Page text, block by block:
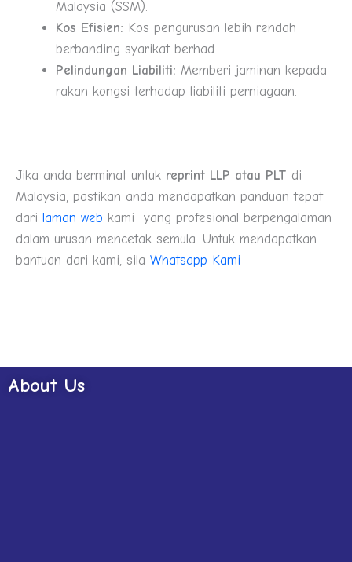
Malaysia (SSM).
Kos Efisien: Kos pengurusan lebih rendah
berbanding syarikat berhad.
Pelindungan Liabiliti: Memberi jaminan kepada
rakan kongsi terhadap liabiliti perniagaan.
Jika anda berminat untuk reprint LLP atau PLT di
Malaysia, pastikan anda mendapatkan panduan tepat
dari laman web kami yang profesional berpengalaman
dalam urusan mencetak semula. Untuk mendapatkan
bantuan dari kami, sila Whatsapp Kami
About Us